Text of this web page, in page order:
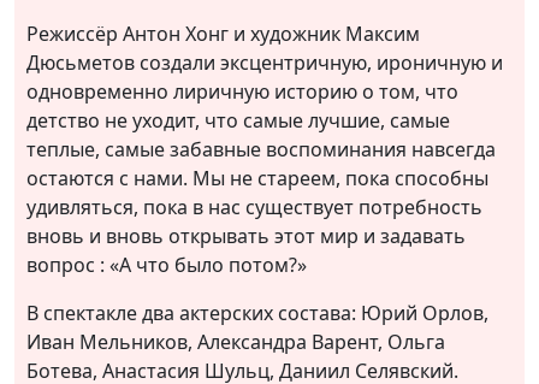
Режиссёр Антон Хонг и художник Максим
Дюсьметов создали эксцентричную, ироничную и
одновременно лиричную историю о том, что
детство не уходит, что самые лучшие, самые
теплые, самые забавные воспоминания навсегда
остаются с нами. Мы не стареем, пока способны
удивляться, пока в нас существует потребность
вновь и вновь открывать этот мир и задавать
вопрос : «А что было потом?»
В спектакле два актерских состава: Юрий Орлов,
Иван Мельников, Александра Варент, Ольга
Ботева, Анастасия Шульц, Даниил Селявский.